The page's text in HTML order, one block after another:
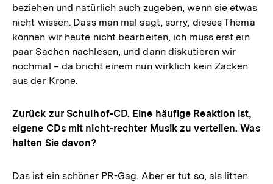
beziehen und natürlich auch zugeben, wenn sie etwas
nicht wissen. Dass man mal sagt, sorry, dieses Thema
können wir heute nicht bearbeiten, ich muss erst ein
paar Sachen nachlesen, und dann diskutieren wir
nochmal – da bricht einem nun wirklich kein Zacken
aus der Krone.
Zurück zur Schulhof-CD. Eine häufige Reaktion ist,
eigene CDs mit nicht-rechter Musik zu verteilen. Was
halten Sie davon?
Das ist ein schöner PR-Gag. Aber er tut so, als litten